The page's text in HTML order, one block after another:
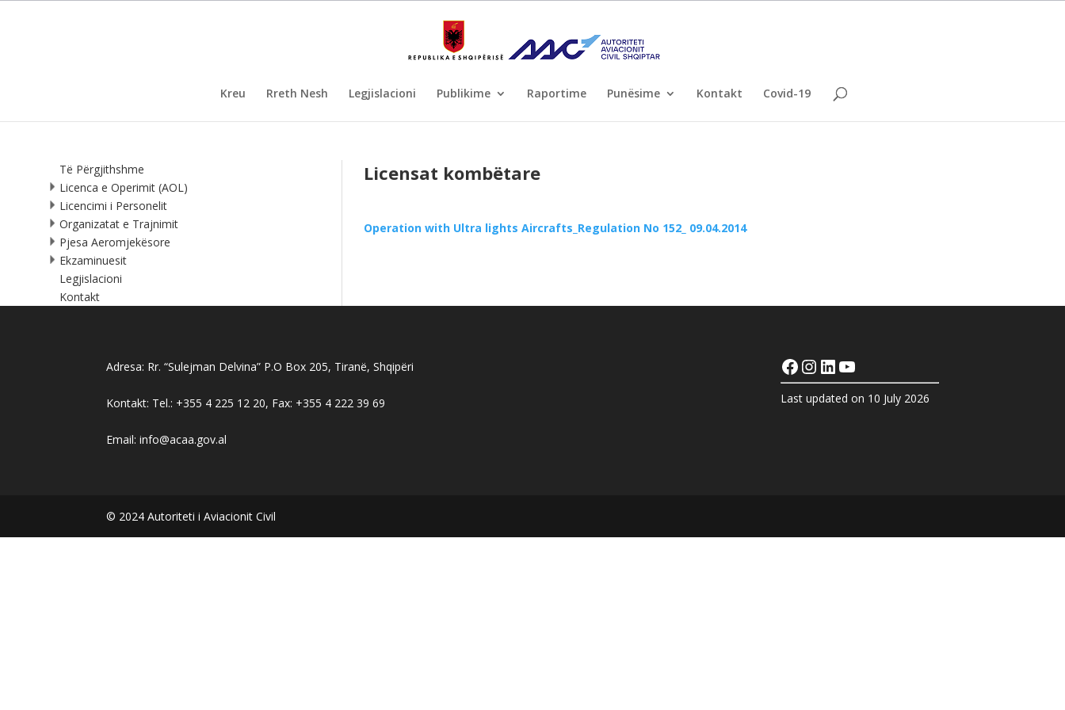
Kreu Rreth Nesh Legjislacioni Publikime Raportime Punësime Kontakt Covid-19
Të Përgjithshme
Licenca e Operimit (AOL)
Licencimi i Personelit
Organizatat e Trajnimit
Pjesa Aeromjekësore
Ekzaminuesit
Legjislacioni
Kontakt
Licensat kombëtare
Operation with Ultra lights Aircrafts_Regulation No 152_ 09.04.2014
Adresa: Rr. “Sulejman Delvina” P.O Box 205, Tiranë, Shqipëri
Kontakt: Tel.: +355 4 225 12 20, Fax: +355 4 222 39 69
Email: info@acaa.gov.al
Facebook
Instagram
LinkedIn
YouTube
Last updated on 10 July 2026
© 2024 Autoriteti i Aviacionit Civil